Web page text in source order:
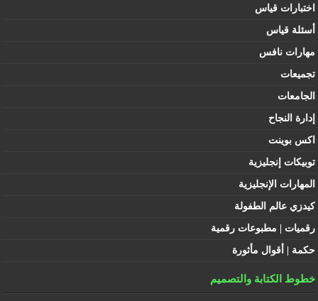
اختبارات قياس
أسئلة قياس
مهارات نافس
تجميعات
الجامعات
إدارة النجاح
اكس بوينت
توبيكات إنجليزية
المهارات الإنجليزية
كيدزي عالم الطفولة
رقميات | مطبوعات رقمية
حكمة | أقوال مأثورة
خطوط الكتابة والتصميم